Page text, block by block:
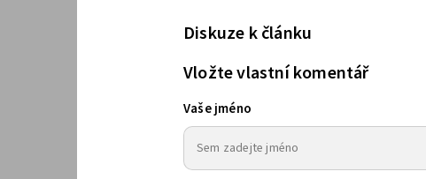
Diskuze k článku
Vložte vlastní komentář
Vaše jméno